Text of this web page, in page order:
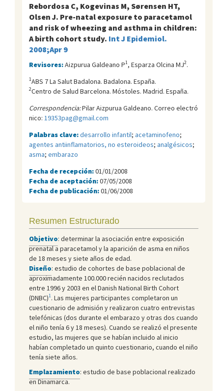
Rebordosa C, Kogevinas M, Sørensen HT,
Olsen J. Pre-natal exposure to paracetamol
and risk of wheezing and asthma in children:
A birth cohort study. Int J Epidemiol.
2008;Apr 9
Revisores:Aizpurua Galdeano P1, Esparza Olcina MJ2.
1ABS 7 La Salut Badalona. Badalona. España.
2Centro de Salud Barcelona. Móstoles. Madrid. España.
Correspondencia:Pilar Aizpurua Galdeano. Correo electró
nico: 19353pag@gmail.com
Palabras clave:desarrollo infantil; acetaminofeno;
agentes antiinflamatorios, no esteroideos; analgésicos;
asma; embarazo
Fecha de recepción:01/01/2008
Fecha de aceptación:07/05/2008
Fecha de publicación:01/06/2008
Resumen Estructurado
Objetivo: determinar la asociación entre exposición
prenatal a paracetamol y la aparición de asma en niños
de 18 meses y siete años de edad.
Diseño: estudio de cohortes de base poblacional de
aproximadamente 100.000 recién nacidos reclutados
entre 1996 y 2003 en el Danish National Birth Cohort
(DNBC)1. Las mujeres participantes completaron un
cuestionario de admisión y realizaron cuatro entrevistas
telefónicas (dos durante el embarazo y otras dos cuando
el niño tenía 6 y 18 meses). Cuando se realizó el presente
estudio, las mujeres que se habían incluido al inicio
habían completado un quinto cuestionario, cuando el niño
tenía siete años.
Emplazamiento: estudio de base poblacional realizado
en Dinamarca.